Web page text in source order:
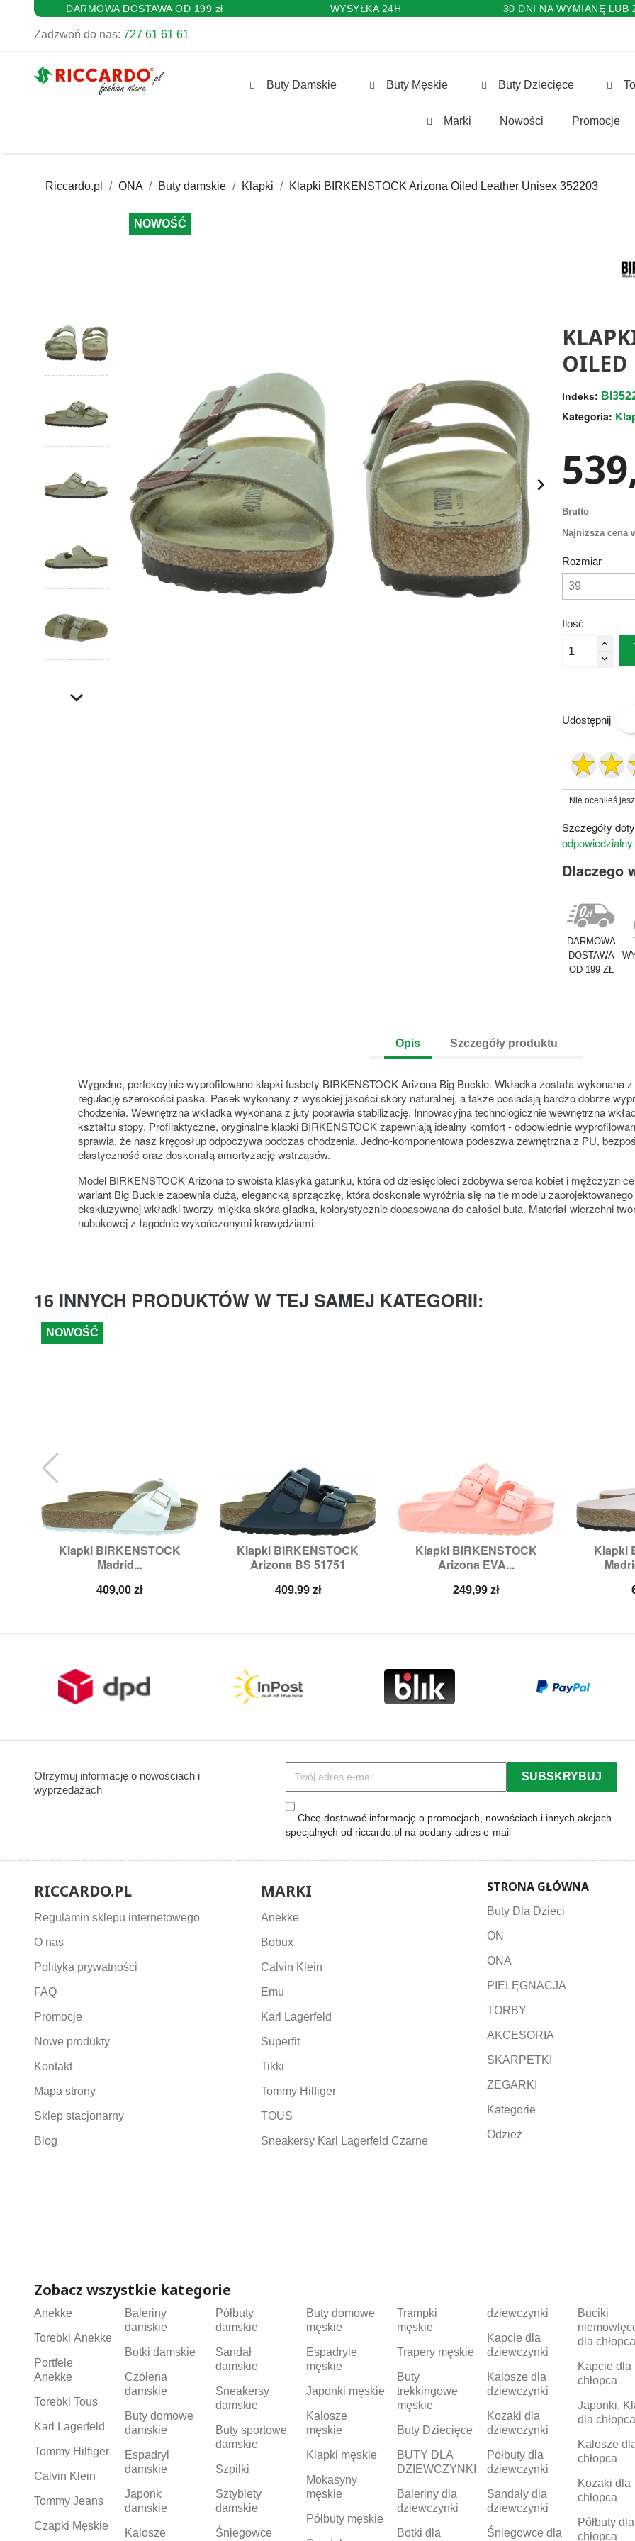
DARMOWA DOSTAWA OD 199 zł WYSYŁKA 24H 30 DNI NA WYMIANĘ LUB
Zadzwoń do nas: 727 61 61 61
Buty Damskie Buty Męskie Buty Dziecięce
Marki Nowości Promocje
Riccardo.pl ONA Buty damskie Klapki Klapki BIRKENSTOCK Arizona Oiled Leather Unisex 352203
NOWOŚĆ

OILED
Indeks:
Kategoria:
Brutto
Najniższa cena
Rozmiar
Ilość
Udostępnij
Nie oceniłeś
Szczegóły
Dlaczego
DARMOWA
DOSTAWA
OD 199 ZŁ
Opis Szczegóły produktu
Wygodne, perfekcyjnie wyprofilowane klapki fusbety BIRKENSTOCK Arizona Big Buckle. Wkładka została wykonana
regulację szerokości paska. Pasek wykonany z wysokiej jakości skóry naturalnej, a także posiadają bardzo dobrze
chodzenia. Wewnętrzna wkładka wykonana z juty poprawia stabilizację. Innowacyjna technologicznie wewnętrzna
kształtu stopy. Profilaktyczne, oryginalne klapki BIRKENSTOCK zapewniają idealny komfort - odpowiednie
sprawia, że nasz kręgosłup odpoczywa podczas chodzenia. Jedno-komponentowa podeszwa zewnętrzna z PU,
elastyczność oraz doskonałą amortyzację wstrząsów.
Model BIRKENSTOCK Arizona to swoista klasyka gatunku, która od dziesięcioleci zdobywa serca kobiet i mężczyzn
wariant Big Buckle zapewnia dużą, elegancką sprzączkę, która doskonale wyróżnia się na tle modelu
ekskluzywnej wkładki tworzy miękka skóra gładka, kolorystycznie dopasowana do całości buta. Materiał wierzchni
nubukowej z łagodnie wykończonymi krawędziami.
16 INNYCH PRODUKTÓW W TEJ SAMEJ KATEGORII:
Klapki BIRKENSTOCK
Madrid...
Cena
409,00 zł
Szybki podgląd
Rozmiary:43
NOWOŚĆ
Klapki BIRKENSTOCK
Arizona BS 51751
Cena
409,99 zł
Szybki podgląd
Rozmiary:43
Klapki BIRKENSTOCK
Arizona EVA...
Cena
249,99 zł
Szybki podgląd
Rozmiary:36,38,
Klapki

Otrzymuj informację o nowościach i
wyprzedażach
Chcę dostawać informację o promocjach, nowościach i innych akcjach
specjalnych od riccardo.pl na podany adres e-mail
RICCARDO.PL
Regulamin sklepu internetowego
O nas
Polityka prywatności
FAQ
Promocje
Nowe produkty
Kontakt
Mapa strony
Sklep stacjonarny
Blog
MARKI
Anekke
Bobux
Calvin Klein
Emu
Karl Lagerfeld
Superfit
Tikki
Tommy Hilfiger
TOUS
Sneakersy Karl Lagerfeld Czarne
STRONA GŁÓWNA
Buty Dla Dzieci
ON
ONA
PIELĘGNACJA
TORBY
AKCESORIA
SKARPETKI
ZEGARKI
Kategorie
Odzież
Zobacz wszystkie kategorie
Anekke
Torebki Anekke
Portfele
Anekke
Torebki Tous
Karl Lagerfeld
Tommy Hilfiger
Calvin Klein
Tommy Jeans
Czapki Męskie
Baleriny
damskie
Botki damskie
Czółena
damskie
Buty domowe
damskie
Espadryl
damskie
Japonk
damskie
Kalosze
Półbuty
damskie
Sandał
damskie
Sneakersy
damskie
Buty sportowe
damskie
Szpilki
Sztyblety
damskie
Śniegowce
Buty domowe
męskie
Espadryle
męskie
Japonki męskie
Kalosze
męskie
Klapki męskie
Mokasyny
męskie
Półbuty męskie
Trampki
męskie
Trapery męskie
Buty
trekkingowe
męskie
Buty Dziecięce
BUTY DLA
DZIEWCZYNKI
Baleriny dla
dziewczynki
Botki dla
dziewczynki
Kapcie dla
dziewczynki
Kalosze dla
dziewczynki
Kozaki dla
dziewczynki
Półbuty dla
dziewczynki
Sandały dla
dziewczynki
Śniegowce dla
Buciki
dla chłopca
Kapcie dla
chłopca
Japonki,
dla chłopca
Kalosze
chłopca
Kozaki dla
chłopca
Półbuty dla
chłopca